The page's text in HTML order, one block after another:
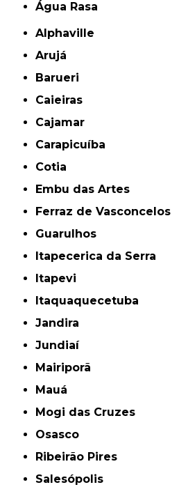
Água Rasa
Alphaville
Arujá
Barueri
Caieiras
Cajamar
Carapicuíba
Cotia
Embu das Artes
Ferraz de Vasconcelos
Guarulhos
Itapecerica da Serra
Itapevi
Itaquaquecetuba
Jandira
Jundiaí
Mairiporã
Mauá
Mogi das Cruzes
Osasco
Ribeirão Pires
Salesópolis